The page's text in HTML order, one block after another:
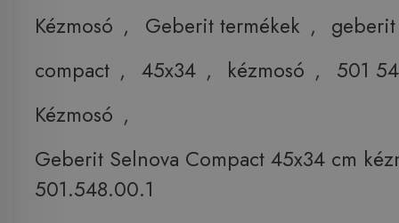
Kézmosó , Geberit termékek , geberit
compact , 45x34 , kézmosó ,
501
Kézmosó ,
Geberit Selnova Compact 45x34 cm
501.548.00.1